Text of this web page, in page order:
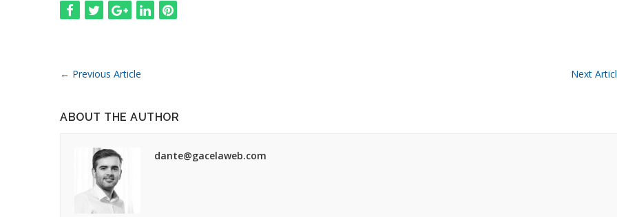
← Previous Article Next
ABOUT THE AUTHOR
dante@gacelaweb.com